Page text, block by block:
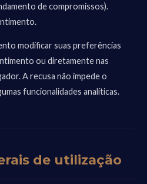
de compromissos).
modificar suas preferências
ou diretamente nas
A recusa não impede o
funcionalidades analíticas.
de utilização